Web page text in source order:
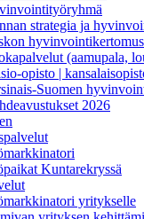
strategia ja
(aamupala,
opisto |
Suomen
2026
Kuntarekryssä
yritykselle